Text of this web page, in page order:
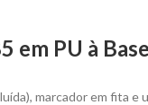
em PU à
marcador em fita e